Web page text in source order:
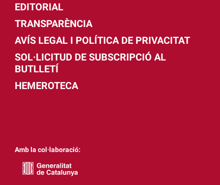
EDITORIAL
TRANSPARÈNCIA
AVÍS LEGAL I POLÍTICA DE PRIVACITAT
SOL·LICITUD DE SUBSCRIPCIÓ AL
BUTLLETÍ
HEMEROTECA
Amb la col·laboració: